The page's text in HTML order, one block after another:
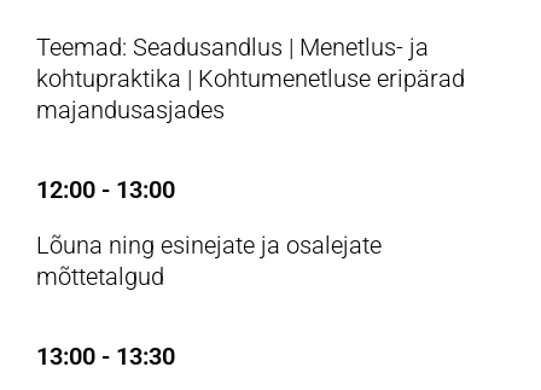
Teemad: Seadusandlus | Menetlus- ja
kohtupraktika | Kohtumenetluse eripärad
majandusasjades
12:00 - 13:00
Lõuna ning esinejate ja osalejate
mõttetalgud
13:00 - 13:30